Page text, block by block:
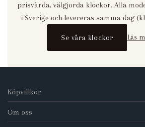
prisvärda, välgjorda klockor. Alla
i Sverige och levereras samma dag
Se våra klockor Läs
Köpvillkor
Om oss